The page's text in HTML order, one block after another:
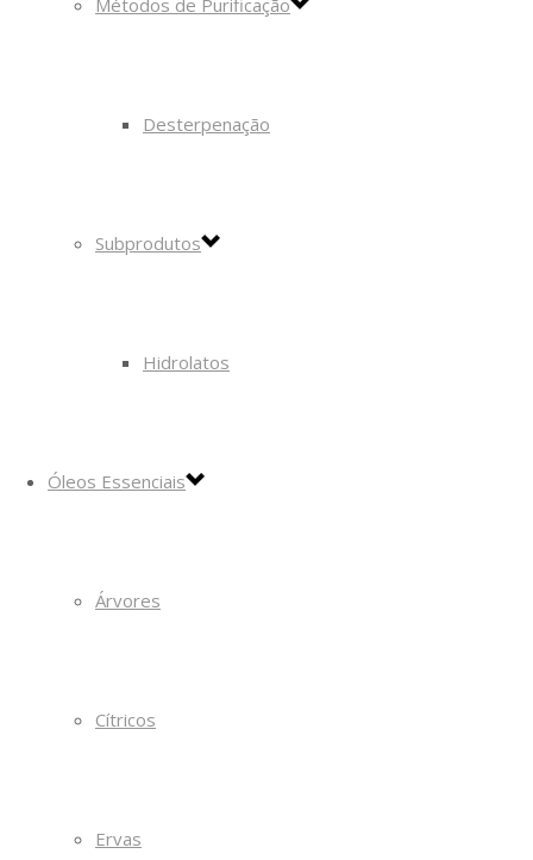
Métodos de Purificação
Desterpenação
Subprodutos
Hidrolatos
Óleos Essenciais
Árvores
Cítricos
Ervas